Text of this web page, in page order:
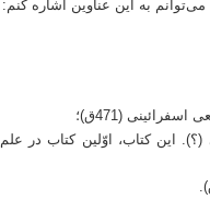
به این عناوین اشاره کنم:
(471ق)؛
این کتاب، اوّلین کتاب در علم